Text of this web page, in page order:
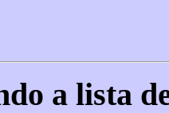
a lista